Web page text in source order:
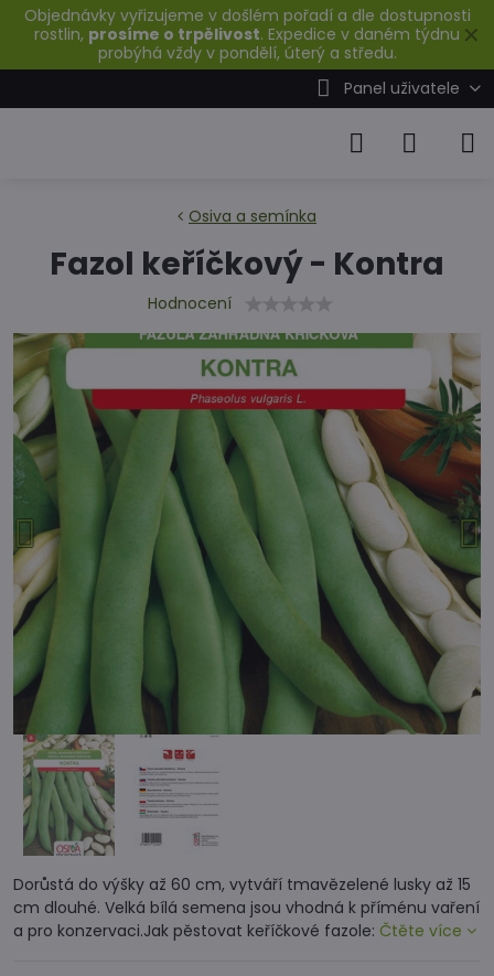
✕
Objednávky vyřizujeme v došlém pořadí a dle dostupnosti
rostlin, prosíme o trpělivost. Expedice v daném týdnu
probýhá vždy v pondělí, úterý a středu.
Panel uživatele
Osiva a semínka
Fazol keříčkový - Kontra
Hodnocení
Dorůstá do výšky až 60 cm, vytváří tmavězelené lusky až 15
cm dlouhé. Velká bílá semena jsou vhodná k příménu vaření
a pro konzervaci.Jak pěstovat keříčkové fazole: Čtěte více